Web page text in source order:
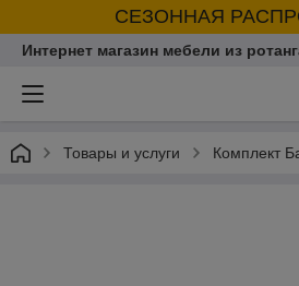
СЕЗОННАЯ
Интернет магазин мебели из
Товары и услуги Комплект